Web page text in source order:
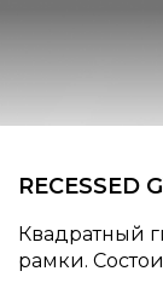
RECESSED
Квадратный
рамки.